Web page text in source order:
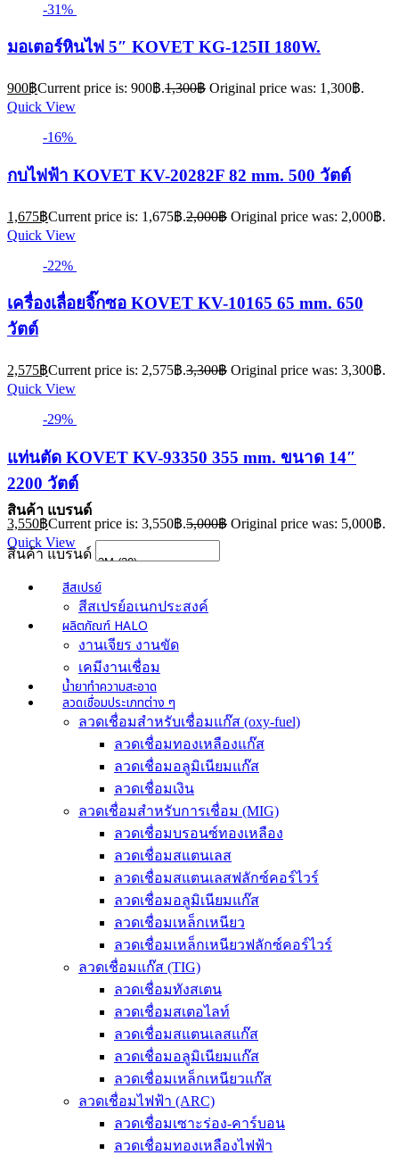
-31%
มอเตอร์หินไฟ 5″ KOVET KG-125II 180W.
900฿Current price is: 900฿.1,300฿ Original price was: 1,300฿.
Quick View
-16%
กบไฟฟ้า KOVET KV-20282F 82 mm. 500 วัตต์
1,675฿Current price is: 1,675฿.2,000฿ Original price was: 2,000฿.
Quick View
-22%
เครื่องเลื่อยจิ๊กซอ KOVET KV-10165 65 mm. 650
วัตต์
2,575฿Current price is: 2,575฿.3,300฿ Original price was: 3,300฿.
Quick View
-29%
แท่นตัด KOVET KV-93350 355 mm. ขนาด 14″
2200 วัตต์
3,550฿Current price is: 3,550฿.5,000฿ Original price was: 5,000฿.
Quick View
สินค้า แบรนด์
สินค้า แบรนด์
สีสเปรย์
สีสเปรย์อเนกประสงค์
ผลิตภัณฑ์ HALO
งานเจียร งานขัด
เคมีงานเชื่อม
น้ำยาทำความสะอาด
ลวดเชื่อมประเภทต่าง ๆ
ลวดเชื่อมสำหรับเชื่อมแก๊ส (oxy-fuel)
ลวดเชื่อมทองเหลืองแก๊ส
ลวดเชื่อมอลูมิเนียมแก๊ส
ลวดเชื่อมเงิน
ลวดเชื่อมสำหรับการเชื่อม (MIG)
ลวดเชื่อมบรอนซ์ทองเหลือง
ลวดเชื่อมสแตนเลส
ลวดเชื่อมสแตนเลสฟลักซ์คอร์ไวร์
ลวดเชื่อมอลูมิเนียมแก๊ส
ลวดเชื่อมเหล็กเหนียว
ลวดเชื่อมเหล็กเหนียวฟลักซ์คอร์ไวร์
ลวดเชื่อมแก๊ส (TIG)
ลวดเชื่อมทังสเตน
ลวดเชื่อมสเตอไลท์
ลวดเชื่อมสแตนเลสแก๊ส
ลวดเชื่อมอลูมิเนียมแก๊ส
ลวดเชื่อมเหล็กเหนียวแก๊ส
ลวดเชื่อมไฟฟ้า (ARC)
ลวดเชื่อมเซาะร่อง-คาร์บอน
ลวดเชื่อมทองเหลืองไฟฟ้า